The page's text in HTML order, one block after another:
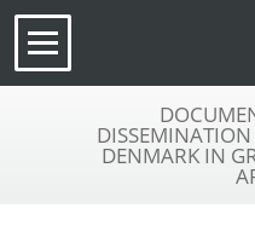
DENMARK IN